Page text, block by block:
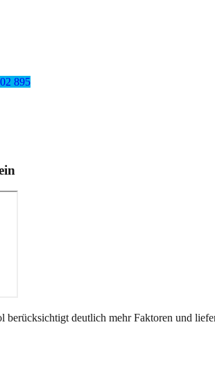
895
berücksichtigt deutlich mehr Faktoren und